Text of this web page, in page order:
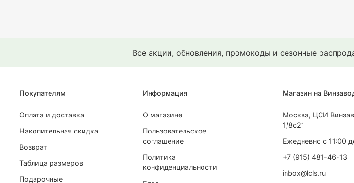
Все акции, обновления, промокоды и сезонные
Покупателям
Оплата и доставка
Накопительная скидка
Возврат
Таблица размеров
Подарочные
Информация
О магазине
Пользовательское
соглашение
Политика
конфиденциальности
Магазин на
Москва, ЦСИ
1/8с21
Ежедневно с 11:00
+7 (915) 481-46-13
inbox@lcls.ru